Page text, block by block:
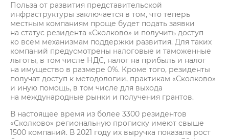
Польза от развития представительской
инфраструктуры заключается в том, что теперь
местным компаниям проще будет подать заявки
на статус резидента «Сколково» и получить доступ
ко всем механизмам поддержки развития. Для таких
компаний предусмотрены налоговые и таможенные
льготы, в том числе НДС, налог на прибыль и налог
на имущество в размере 0%. Кроме того, резиденты
получат доступ к методологии, практикам «Сколково»
и иную помощь, в том числе для выхода
на международные рынки и получения грантов.
В настоящее время из более 3300 резидентов
«Сколково» региональную прописку имеют свыше
1500 компаний. В 2021 году их выручка показала рост